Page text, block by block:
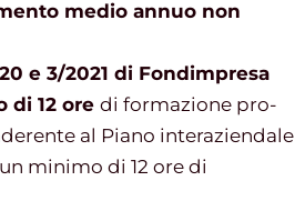
medio annuo non
e 3/2021 di Fondimpresa
di 12 ore di formazione pro-
al Piano interaziendale
minimo di 12 ore di